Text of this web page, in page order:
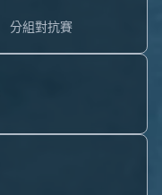
分組對抗賽